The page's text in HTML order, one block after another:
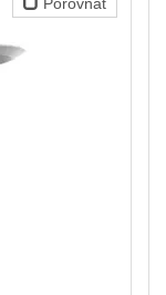
Porovnat